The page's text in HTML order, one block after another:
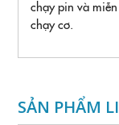
chạy pin và
chạy cơ.
SẢN PHẨM